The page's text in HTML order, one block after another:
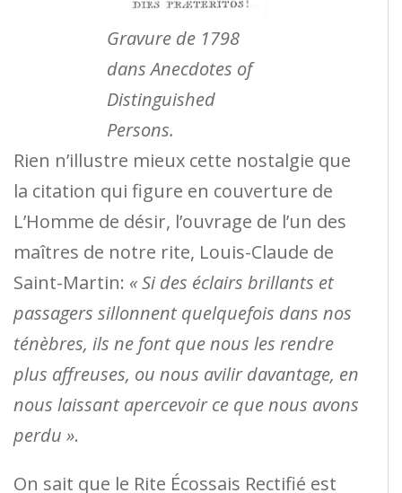
Gravure de 1798
dans Anecdotes of
Distinguished
Persons.
Rien n’illustre mieux cette nostalgie que
la citation qui figure en couverture de
L’Homme de désir, l’ouvrage de l’un des
maîtres de notre rite, Louis-Claude de
Saint-Martin: « Si des éclairs brillants et
passagers sillonnent quelquefois dans nos
ténèbres, ils ne font que nous les rendre
plus affreuses, ou nous avilir davantage, en
nous laissant apercevoir ce que nous avons
perdu ».
On sait que le Rite Écossais Rectifié est